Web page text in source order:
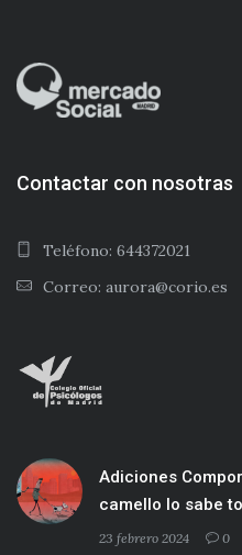
Contactar con nosotras
Teléfono: 644372021
Correo: aurora@corio.es
Adiciones
camello lo sabe
23 febrero 2024 0